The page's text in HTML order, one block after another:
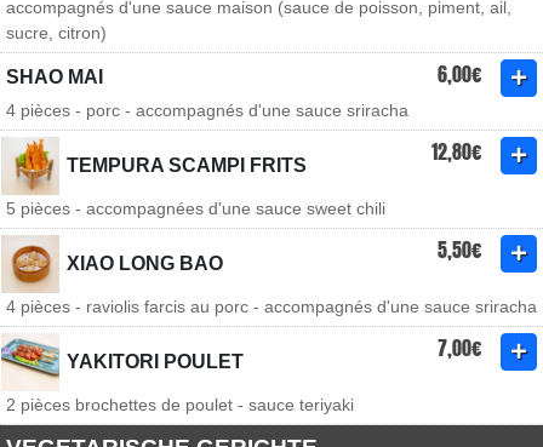
accompagnés d'une sauce maison (sauce de poisson, piment, ail,
sucre, citron)
SHAO MAI 6,00€
4 pièces - porc - accompagnés d'une sauce sriracha
TEMPURA SCAMPI FRITS 12,80€
5 pièces - accompagnées d'une sauce sweet chili
XIAO LONG BAO 5,50€
4 pièces - raviolis farcis au porc - accompagnés d'une sauce sriracha
YAKITORI POULET 7,00€
2 pièces brochettes de poulet - sauce teriyaki